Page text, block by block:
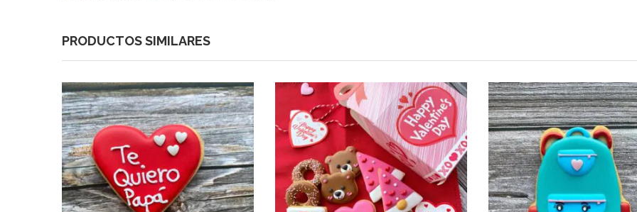
PRODUCTOS SIMILARES